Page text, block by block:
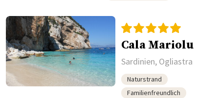
Cala Mariolu
Sardinien, Ogliastra
Naturstrand
Familienfreundlich